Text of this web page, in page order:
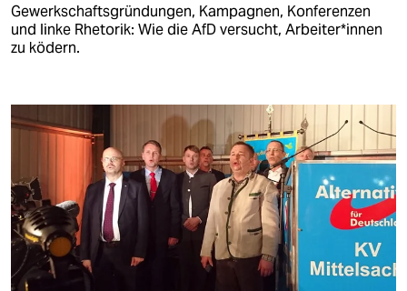
Gewerkschaftsgründungen, Kampagnen, Konferenzen
und linke Rhetorik: Wie die AfD versucht, Arbeiter*innen
zu ködern.